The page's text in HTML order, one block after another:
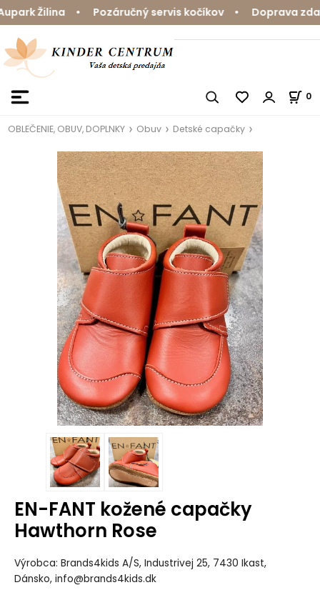
Žilina • Pozáručný servis kočíkov • Doprava
0
OBLEČENIE, OBUV, DOPLNKY Obuv Detské capačky
EN-FANT kožené capačky
Hawthorn Rose
Výrobca: Brands4kids A/S, Industrivej 25, 7430 Ikast,
Dánsko, info@brands4kids.dk